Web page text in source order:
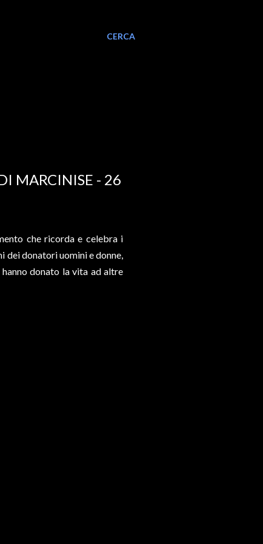
CERCA
MARCINISE - 26
che ricorda e celebra i
dei donatori uomini e donne,
donato la vita ad altre